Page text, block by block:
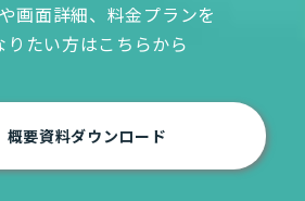
画面詳細、料金プランを
りたい方はこちらから
概要資料ダウンロード